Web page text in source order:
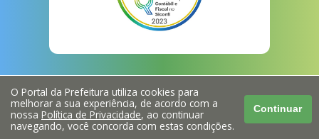
Acessibilidade
O Portal da Prefeitura utiliza cookies para
melhorar a sua experiência, de acordo com a
nossa Política de Privacidade, ao continuar
navegando, você concorda com estas condições.
Continuar